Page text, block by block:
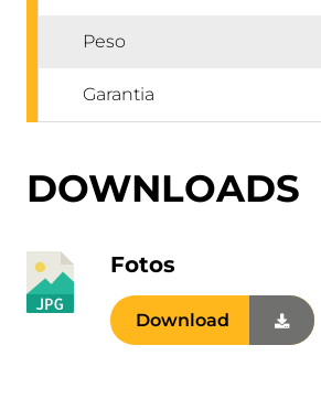
Peso
Garantia
DOWNLOADS
Fotos
Download